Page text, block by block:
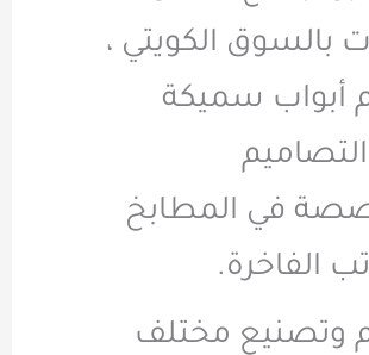
بالسوق الكويتي ،
أبواب سميكة
في المطابخ
الفاخرة.
وتصنيع مختلف